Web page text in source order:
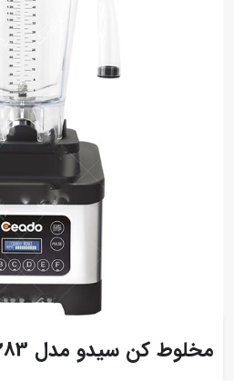
مخلوط کن سیدو مدل B283